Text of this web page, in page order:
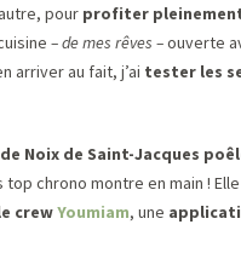
pour profiter
– de mes rêves –ouverte
arriver au fait, j’ai tester les
Noix de Saint-Jacques
chrono montre en main !
crewYoumiam, une